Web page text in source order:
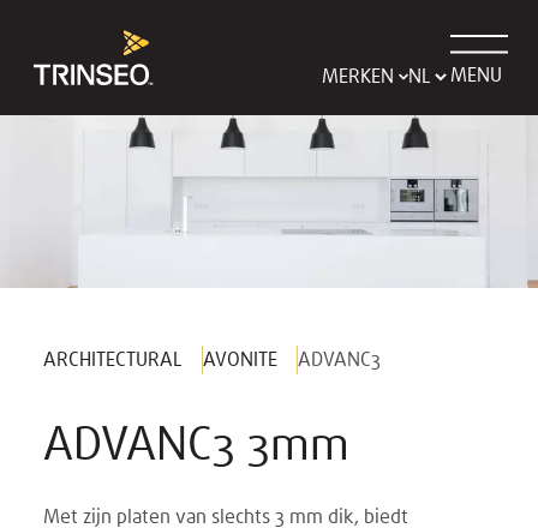
MERKEN MENU
ARCHITECTURAL AVONITE ADVANC3
ADVANC3 3mm
Met zijn platen van slechts 3 mm dik, biedt